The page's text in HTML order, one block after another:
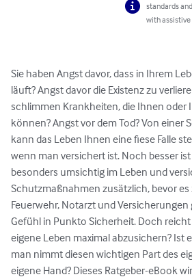
standards
with
Sie haben Angst davor, dass in Ihrem
läuft? Angst davor die Existenz zu
schlimmen Krankheiten, die Ihnen oder
können? Angst vor dem Tod? Von einer
kann das Leben Ihnen eine fiese Falle
wenn man versichert ist. Noch besser ist
besonders umsichtig im Leben und
Schutzmaßnahmen zusätzlich, bevor es
Feuerwehr, Notarzt und
Gefühl in Punkto Sicherheit. Doch
eigene Leben maximal abzusichern? Ist
man nimmt diesen wichtigen Part des
eigene Hand? Dieses Ratgeber-eBook